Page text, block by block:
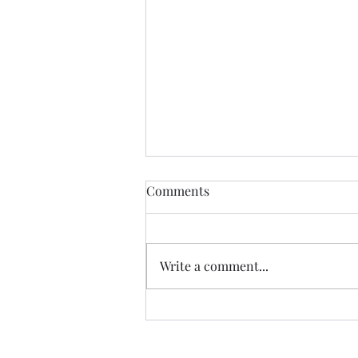
Advent Confession Schedule
Comments
Write a comment...